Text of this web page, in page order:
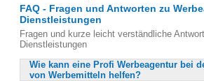
FAQ - Fragen und Antworten zu
Dienstleistungen
Fragen und kurze leicht verständliche
Dienstleistungen
Wie kann eine Profi Werbeagentur bei
von Werbemitteln helfen?